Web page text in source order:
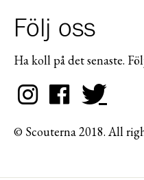
Följ oss
Ha koll på det senaste.
© Scouterna 2018. All